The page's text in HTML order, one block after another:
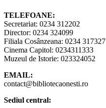
TELEFOANE:
Secretariat: 0234 312202
Director: 0234 324099
Filiala Cosânzeana: 0234 317327
Cinema Capitol: 0234311333
Muzeul de Istorie: 023324052
EMAIL:
contact@bibliotecaonesti.ro
Sediul central: